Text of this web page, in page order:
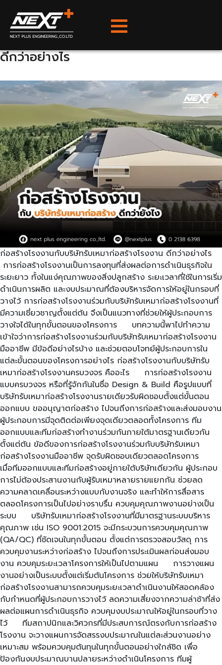
content
admin
ก่อสร้างโรงงานกับบริษัทรับเหมาก่อสร้าง
ดีกว่าอย่างไร
ก่อสร้างโรงงานกับบริษัทรับเหมาก่อสร้างโรงงาน ดีกว่าอย่างไร
การก่อสร้างโรงงานเป็นการลงทุนที่ส่งผลต่อการดำเนินธุรกิจใน
ระยะยาว ทั้งในแง่คุณภาพของสิ่งปลูกสร้าง ระยะเวลาที่ใช้ในการเริ่ม
ดำเนินการผลิต และงบประมาณที่ต้องบริหารจัดการให้อยู่ในกรอบที่
วางไว้ การก่อสร้างโรงงานร่วมกับบริษัทรับเหมาก่อสร้างโรงงานที่
มีความเชี่ยวชาญตั้งแต่ต้น จึงเป็นแนวทางที่ช่วยให้ผู้ประกอบการ
วางใจได้ในทุกขั้นตอนของโครงการ บทความนี้พาไปทำความ
เข้าใจว่าการก่อสร้างโรงงานร่วมกับบริษัทรับเหมาก่อสร้างโรงงาน
มืออาชีพ มีข้อดีอย่างไรบ้าง และช่วยตอบโจทย์ผู้ประกอบการใน
แต่ละขั้นตอนของโครงการอย่างไร ก่อสร้างโรงงานกับบริษัทรับ
เหมาก่อสร้างโรงงานครบวงจร คืออะไร การก่อสร้างโรงงาน
แบบครบวงจร หรือที่รู้จักกันในชื่อ Design & Build คือรูปแบบที่
บริษัทรับเหมาก่อสร้างโรงงานรายเดียวรับผิดชอบตั้งแต่ขั้นตอน
ออกแบบ ขออนุญาตก่อสร้าง ไปจนถึงการก่อสร้างและส่งมอบงาน
ผู้ประกอบการมีจุดติดต่อเพียงจุดเดียวตลอดทั้งโครงการ ทีม
ออกแบบและทีมก่อสร้างทำงานร่วมกันภายใต้มาตรฐานเดียวกัน
ตั้งแต่ต้น ข้อดีของการก่อสร้างโรงงานร่วมกับบริษัทรับเหมา
ก่อสร้างโรงงานมืออาชีพ จุดรับผิดชอบเดียวตลอดโครงการ
เมื่อทีมออกแบบและทีมก่อสร้างอยู่ภายใต้บริษัทเดียวกัน ผู้ประกอบ
การไม่ต้องประสานงานกับผู้รับเหมาหลายรายแยกกัน ช่วยลด
ความคลาดเคลื่อนระหว่างแบบกับงานจริง และทำให้การสื่อสาร
ตลอดโครงการเป็นไปอย่างราบรื่น ควบคุมคุณภาพงานอย่างเป็น
ระบบ บริษัทรับเหมาก่อสร้างโรงงานที่มีมาตรฐานระบบบริหาร
คุณภาพ เช่น ISO 9001:2015 จะมีกระบวนการควบคุมคุณภาพ
(QA/QC) ที่ชัดเจนในทุกขั้นตอน ตั้งแต่การตรวจสอบวัสดุ การ
ควบคุมงานระหว่างก่อสร้าง ไปจนถึงการประเมินผลก่อนส่งมอบ
งาน ควบคุมระยะเวลาโครงการให้เป็นไปตามแผน การวางแผน
งานอย่างเป็นระบบตั้งแต่เริ่มต้นโครงการ ช่วยให้บริษัทรับเหมา
ก่อสร้างโรงงานสามารถควบคุมระยะเวลาดำเนินงานให้สอดคล้อง
กับกำหนดที่ผู้ประกอบการวางไว้ ลดความเสี่ยงจากความล่าช้าที่ส่ง
ผลต่อแผนการดำเนินธุรกิจ ควบคุมงบประมาณให้อยู่ในกรอบที่วาง
ไว้ ทีมสถาปนิกและวิศวกรที่มีประสบการณ์ตรงกับการก่อสร้าง
โรงงาน จะวางแผนการจัดสรรงบประมาณในแต่ละส่วนงานอย่าง
เหมาะสม พร้อมควบคุมต้นทุนในทุกขั้นตอนอย่างใกล้ชิด เพื่อ
ป้องกันงบประมาณบานปลายระหว่างดำเนินโครงการ ทีมผู้